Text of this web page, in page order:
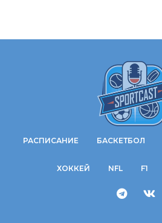
РАСПИСАНИЕ БАСКЕТБОЛ
ХОККЕЙ NFL F1